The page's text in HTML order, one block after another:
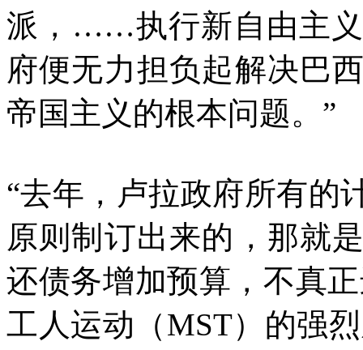
派，……执行新自由主义
府便无力担负起解决巴
帝国主义的根本问题。”
“去年，卢拉政府所有的
原则制订出来的，那就
还债务增加预算，不真
工人运动（MST）的强